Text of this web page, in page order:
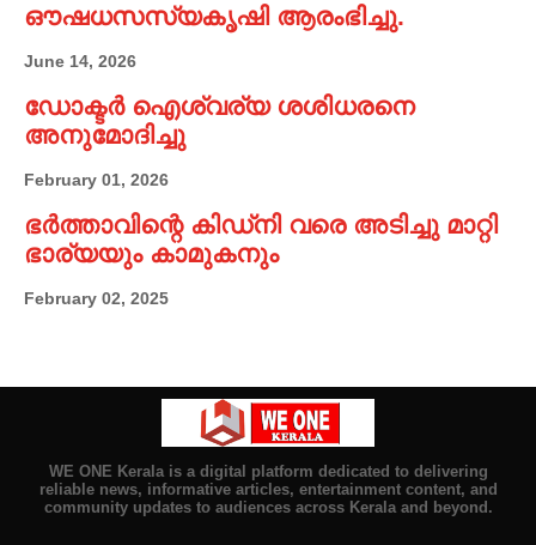
ഔഷധസസ്യകൃഷി ആരംഭിച്ചു.
June 14, 2026
ഡോക്ടർ ഐശ്വര്യ ശശിധരനെ
അനുമോദിച്ചു
February 01, 2026
ഭർത്താവിന്റെ കിഡ്നി വരെ അടിച്ചു മാറ്റി
ഭാര്യയും കാമുകനും
February 02, 2025
WE ONE Kerala is a digital platform dedicated to delivering
reliable news, informative articles, entertainment content, and
community updates to audiences across Kerala and beyond.